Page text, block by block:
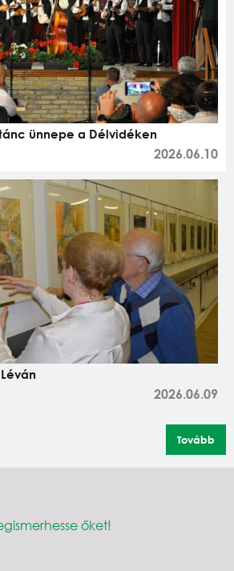
ünnepe a Délvidéken
2026.06.10
2026.06.09
Tovább
őket!